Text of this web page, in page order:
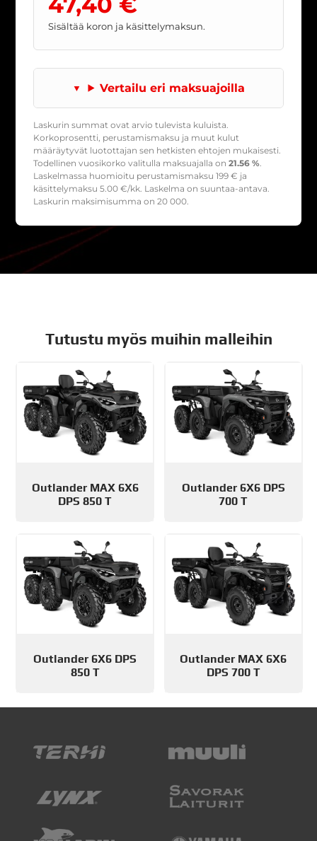
Sisältää koron ja käsittelymaksun.
Vertailu eri maksuajoilla
Laskurin summat ovat arvio tulevista kuluista.
Korkoprosentti, perustamismaksu ja muut kulut
määräytyvät luotottajan sen hetkisten ehtojen mukaisesti.
Todellinen vuosikorko valitulla maksuajalla on21.56 %.
Laskelmassa huomioitu perustamismaksu199 € ja
käsittelymaksu5.00 €/kk. Laskelma on suuntaa-antava.
Laskurin maksimisumma on 20 000.
Tutustu myös muihin malleihin
Outlander MAX 6X6
DPS 850 T
Outlander 6X6 DPS
700 T
Outlander 6X6 DPS
850 T
Outlander MAX 6X6
DPS 700 T